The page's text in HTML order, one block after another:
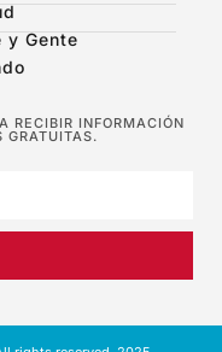
y Gente
RECIBIR INFORMACIÓN
GRATUITAS.